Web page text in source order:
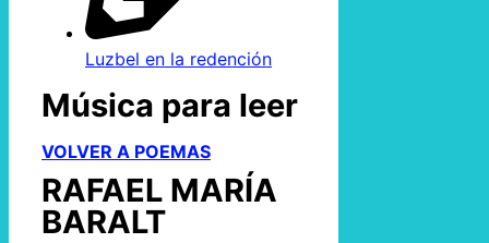
Luzbel en la redención
Música para leer
VOLVER A POEMAS
RAFAEL MARÍA
BARALT